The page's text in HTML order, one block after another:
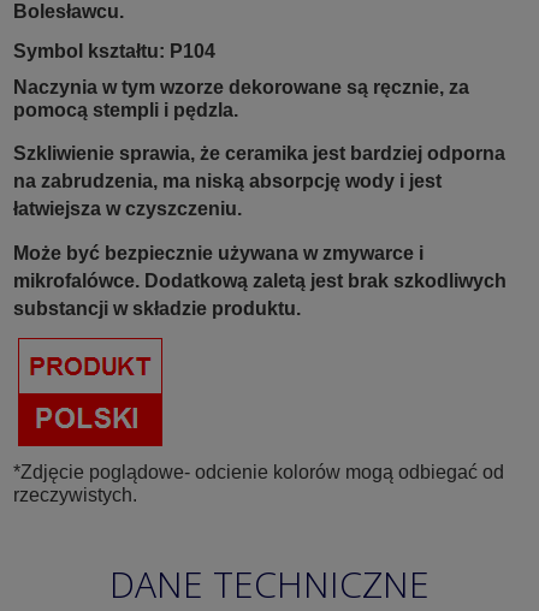
Bolesławcu.
Symbol kształtu: P104
Naczynia w tym wzorze dekorowane są ręcznie, za
pomocą stempli i pędzla.
Szkliwienie sprawia, że ceramika jest bardziej odporna
na zabrudzenia, ma niską absorpcję wody i jest
łatwiejsza w czyszczeniu.
Może być bezpiecznie używana w zmywarce i
mikrofalówce. Dodatkową zaletą jest brak szkodliwych
substancji w składzie produktu.
*Zdjęcie poglądowe- odcienie kolorów mogą odbiegać od
rzeczywistych.
DANE TECHNICZNE